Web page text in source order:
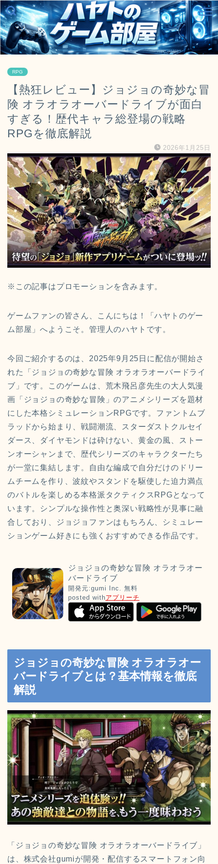
RPG
【熱狂レビュー】ジョジョの奇妙な冒
険 オラオラオーバードライブが面白
すぎる！歴代キャラ総登場の戦略
RPGを徹底解説
2026年1月25日
※この記事はプロモーションを含みます。
ゲームファンの皆さん、こんにちは！「ハヤトのゲー
ム部屋」へようこそ。管理人のハヤトです。
今回ご紹介するのは、2025年9月25日に配信が開始さ
れた「ジョジョの奇妙な冒険 オラオラオーバードライ
ブ」です。このゲームは、荒木飛呂彦先生の大人気漫
画「ジョジョの奇妙な冒険」のアニメシリーズを題材
にした本格シミュレーションRPGです。ファントムブ
ラッドから始まり、戦闘潮流、スターダストクルセイ
ダース、ダイヤモンドは砕けない、黄金の風、ストー
ンオーシャンまで、歴代シリーズのキャラクターたち
が一堂に集結します。自由な編成で自分だけのドリー
ムチームを作り、波紋やスタンドを駆使した迫力満点
のバトルを楽しめる本格派タクティクスRPGとなって
います。シンプルな操作性と奥深い戦略性が見事に融
合しており、ジョジョファンはもちろん、シミュレー
ションゲーム好きにも強くおすすめできる作品です。
ジョジョの奇妙な冒険 オラオラオー
バードライブ
開発元:gumi Inc. 無料
posted withアプリーチ
ジョジョの奇妙な冒険 オラオラオー
バードライブとは？基本情報を徹底
解説
「ジョジョの奇妙な冒険 オラオラオーバードライブ」
は、株式会社gumiが開発・配信するスマートフォン向